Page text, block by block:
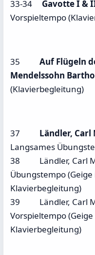
33-34 Gavotte I &
Vorspieltempo
35 Auf Flügeln
Mendelssohn
(Klavierbegleitung)
37 Ländler, Carl
Langsames
38 Ländler, Carl
Übungstempo
Klavierbegleitung)
39 Ländler, Carl
Vorspieltempo
Klavierbegleitung)